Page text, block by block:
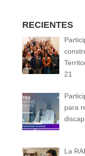
RECIENTES
21
para
La